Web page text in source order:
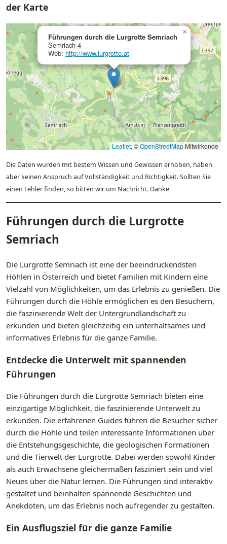
der Karte
Führungen durch die Lurgrotte Semriach
Semriach 4
Web: http://www.lurgrotte.at
×
Leaflet, ©OpenStreetMapMitwirkende
Die Daten wurden mit bestem Wissen und Gewissen erhoben, haben
aber keinen Anspruch auf Vollständigkeit und Richtigkeit. Sollten Sie
einen Fehler finden, so bitten wir um Nachricht. Danke
Führungen durch die Lurgrotte
Semriach
Die Lurgrotte Semriach ist eine der beeindruckendsten
Höhlen in Österreich und bietet Familien mit Kindern eine
Vielzahl von Möglichkeiten, um das Erlebnis zu genießen. Die
Führungen durch die Höhle ermöglichen es den Besuchern,
die faszinierende Welt der Untergrundlandschaft zu
erkunden und bieten gleichzeitig ein unterhaltsames und
informatives Erlebnis für die ganze Familie.
Entdecke die Unterwelt mit spannenden
Führungen
Die Führungen durch die Lurgrotte Semriach bieten eine
einzigartige Möglichkeit, die faszinierende Unterwelt zu
erkunden. Die erfahrenen Guides führen die Besucher sicher
durch die Höhle und teilen interessante Informationen über
die Entstehungsgeschichte, die geologischen Formationen
und die Tierwelt der Lurgrotte. Dabei werden sowohl Kinder
als auch Erwachsene gleichermaßen fasziniert sein und viel
Neues über die Natur lernen. Die Führungen sind interaktiv
gestaltet und beinhalten spannende Geschichten und
Anekdoten, um das Erlebnis noch aufregender zu gestalten.
Ein Ausflugsziel für die ganze Familie